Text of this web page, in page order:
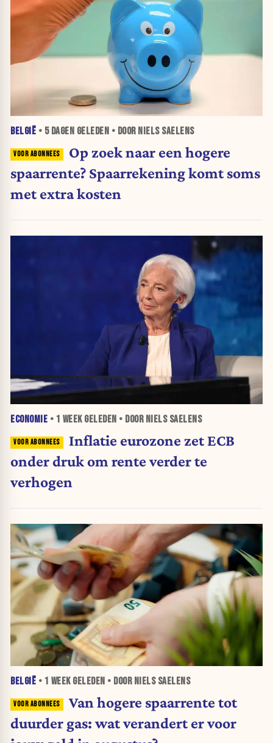
BELGIË • 5 DAGEN GELEDEN • DOOR NIELS SAELENS
Op zoek naar een hogere
spaarrente? Spaarrekening komt soms
met extra kosten
ECONOMIE • 1 WEEKGELEDEN • DOOR NIELS SAELENS
Inflatie eurozone zet ECB
onder druk om rente verder te
verhogen
BELGIË • 1 WEEKGELEDEN • DOOR NIELS SAELENS
Van hogere spaarrente tot
duurder gas: wat verandert er voor